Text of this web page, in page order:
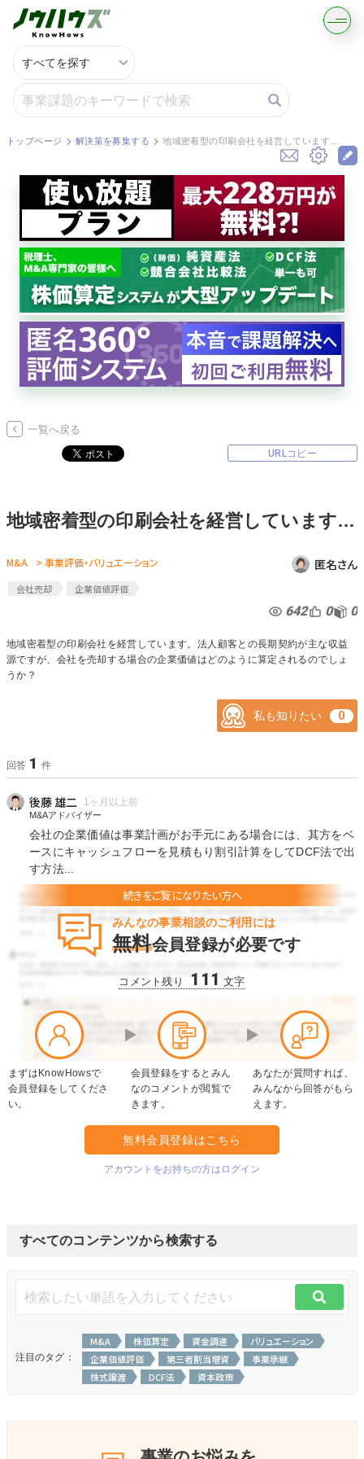
記事・コラムを読む
解決策を募集する
知識を買う／売る
契約書ひな型を探す
専門家に電話する
無料で株価を算定
資本政策を無料でお試し
無料でアンケート
トップページ 解決策を募集する
一覧へ戻る
URLコピー
地域密着型の印刷会社を経営しています。法人顧客との長期契約が主な収益源ですが、会社を売却する場合の企業価値はどのように算定されるのでしょうか？
M&A > 事業評価・バリュエーション 匿名さん
会社売却 企業価値評価
642 0 0
地域密着型の印刷会社を経営しています。法人顧客との長期契約が主な収益
源ですが、会社を売却する場合の企業価値はどのように算定されるのでしょ
うか？
私も知りたい
回答 1 件
後藤 雄二 1ヶ月以上前
M&Aアドバイザー
会社の企業価値は事業計画がお手元にある場合には、其方をベ
ースにキャッシュフローを見積もり割引計算をしてDCF法で出
す方法...
みんなの事業相談のご利用には
無料会員登録が必要です
コメント残り 111 文字
まずはKnowHowsで
会員登録をしてくださ
い。
会員登録をするとみん
なのコメントが閲覧で
きます。
あなたが質問すれば、
みんなから回答がもら
えます。
無料会員登録はこちら
アカウントをお持ちの方はログイン
すべてのコンテンツから検索する
注目のタグ：
M&A 株価算定 資金調達
バリュエーション
企業価値評価
第三者割当増資
事業承継
株式譲渡
DCF法 資本政策